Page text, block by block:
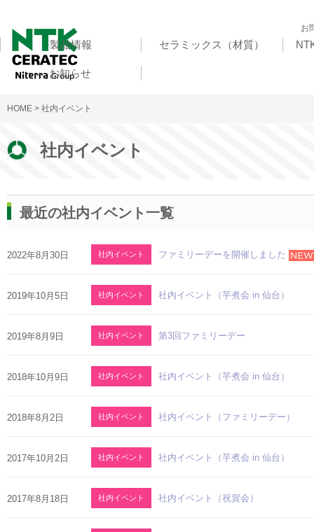
お
製品情報 セラミックス（材質）
お知らせ
HOME > 社内イベント
社内イベント
最近の社内イベント一覧
2022年8月30日 社内イベント ファミリーデーを開催しました
2019年10月5日 社内イベント 社内イベント（芋煮会 in 仙台）
2019年8月9日 社内イベント 第3回ファミリーデー
2018年10月9日 社内イベント 社内イベント（芋煮会 in 仙台）
2018年8月2日 社内イベント 社内イベント（ファミリーデー）
2017年10月2日 社内イベント 社内イベント（芋煮会 in 仙台）
2017年8月18日 社内イベント 社内イベント（祝賀会）